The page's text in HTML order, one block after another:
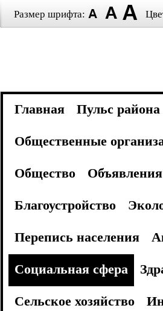
Размер шрифта:
Главная Пульс района
Общественные
Общество
Объявления
Благоустройство
Перепись населения
Социальная сфера
Сельское хозяйство